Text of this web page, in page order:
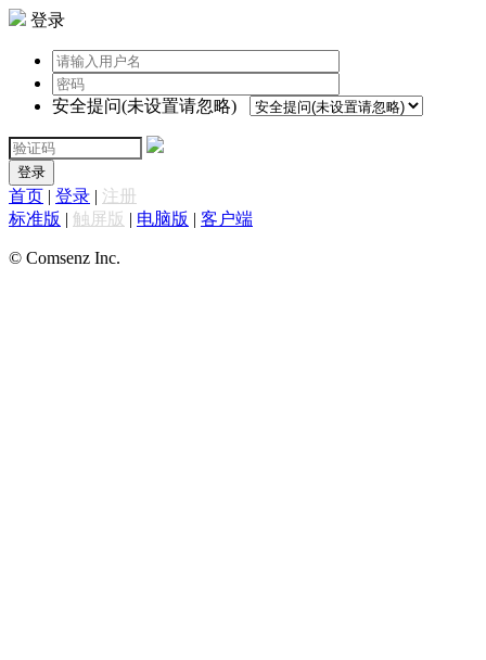
登录
安全提问(未设置请忽略)
登录
首页 | 登录 | 注册
标准版 | 触屏版 | 电脑版 | 客户端
© Comsenz Inc.